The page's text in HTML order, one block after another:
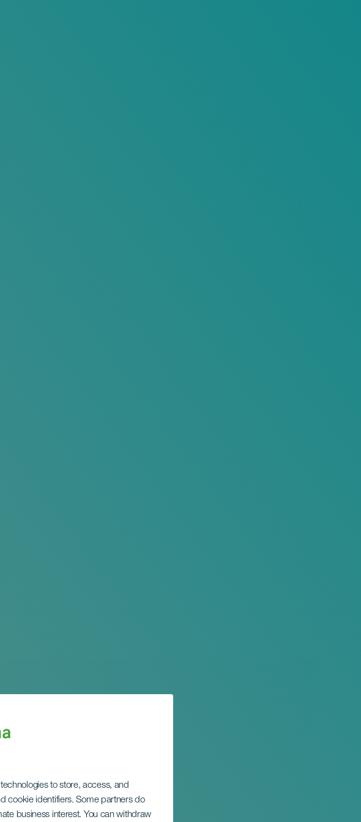
to store, access, and
cookie identifiers. Some partners do
business interest. You can withdraw